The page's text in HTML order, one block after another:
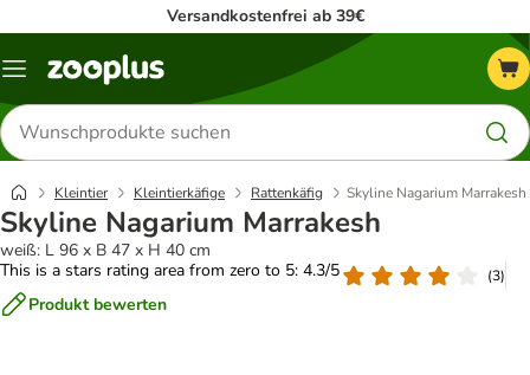
Versandkostenfrei ab 39€
Menü
Produkte
suchen
Kleintier Kleintierkäfige Rattenkäfig Skyline Nagarium Marrakesh
Skyline Nagarium Marrakesh
weiß: L 96 x B 47 x H 40 cm
This is a stars rating area from zero to 5: 4.3/5
(3)
Produkt bewerten